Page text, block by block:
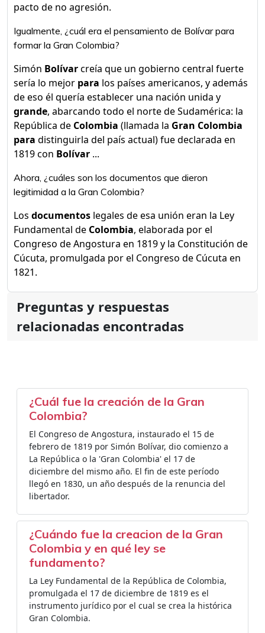
pacto de no agresión.
Igualmente, ¿cuál era el pensamiento de Bolívar para
formar la Gran Colombia?
Simón Bolívarcreía que un gobierno central fuerte
sería lo mejor para los países americanos, y además
de eso él quería establecer una nación unida y
grande, abarcando todo el norte de Sudamérica: la
República de Colombia (llamada la Gran Colombia
para distinguirla del país actual) fue declarada en
1819 con Bolívar ...
Ahora, ¿cuáles son los documentos que dieron
legitimidad a la Gran Colombia?
Los documentos legales de esa unión eran la Ley
Fundamental de Colombia, elaborada por el
Congreso de Angostura en 1819 y la Constitución de
Cúcuta, promulgada por el Congreso de Cúcuta en
1821.
Preguntas y respuestas
relacionadas encontradas
¿Cuál fue la creación de la Gran
Colombia?
El Congreso de Angostura, instaurado el 15 de
febrero de 1819 por Simón Bolívar, dio comienzo a
La República o la 'Gran Colombia' el 17 de
diciembre del mismo año. El fin de este período
llegó en 1830, un año después de la renuncia del
libertador.
¿Cuándo fue la creacion de la Gran
Colombia y en qué ley se
fundamento?
La Ley Fundamental de la República de Colombia,
promulgada el 17 de diciembre de 1819 es el
instrumento jurídico por el cual se crea la histórica
Gran Colombia.